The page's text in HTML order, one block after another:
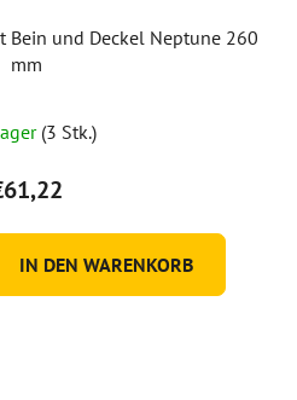
Bein und Deckel Neptune 260
mm
(3 Stk.)
IN DEN WARENKORB